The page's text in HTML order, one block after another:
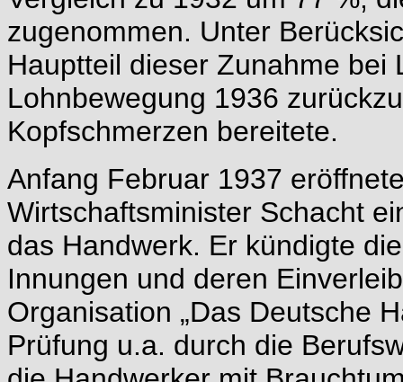
zugenommen. Unter
Hauptteil dieser Zunahme bei
Lohnbewegung 1936
Kopfschmerzen bereitete.
Anfang Februar 1937
Wirtschaftsminister Schacht
das Handwerk. Er kündigte
Innungen und deren
Organisation „Das Deutsche
Prüfung u.a. durch die